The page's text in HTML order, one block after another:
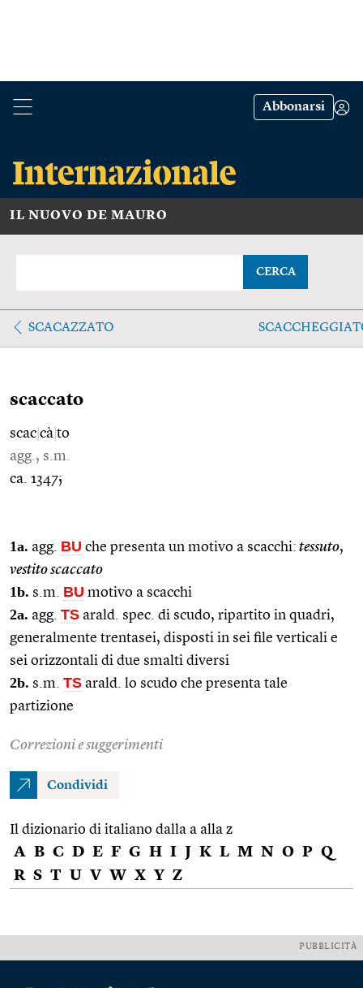
Abbonarsi
IL NUOVO DE MAURO
CERCA
SCACAZZATO
scaccato
scac cà to
agg., s.m.
ca. 1347;
1a. agg. BU che presenta un motivo a scacchi: tessuto,
vestito scaccato
1b. s.m. BU motivo a scacchi
2a. agg. TS arald. spec. di scudo, ripartito in quadri,
generalmente trentasei, disposti in sei file verticali e
sei orizzontali di due smalti diversi
2b. s.m. TS arald. lo scudo che presenta tale
partizione
Correzioni e suggerimenti
Condividi
Il dizionario di italiano dalla a alla z
A B C D E F G H I J K L M N O P Q
R S T U V W X Y Z
PUBBLICITÀ